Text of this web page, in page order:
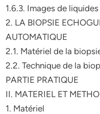
1.6.3. Images de
2. LA BIOPSIE
AUTOMATIQUE
2.1. Matériel de la
2.2. Technique de la
PARTIE PRATIQUE
II. MATERIEL ET
1. Matériel